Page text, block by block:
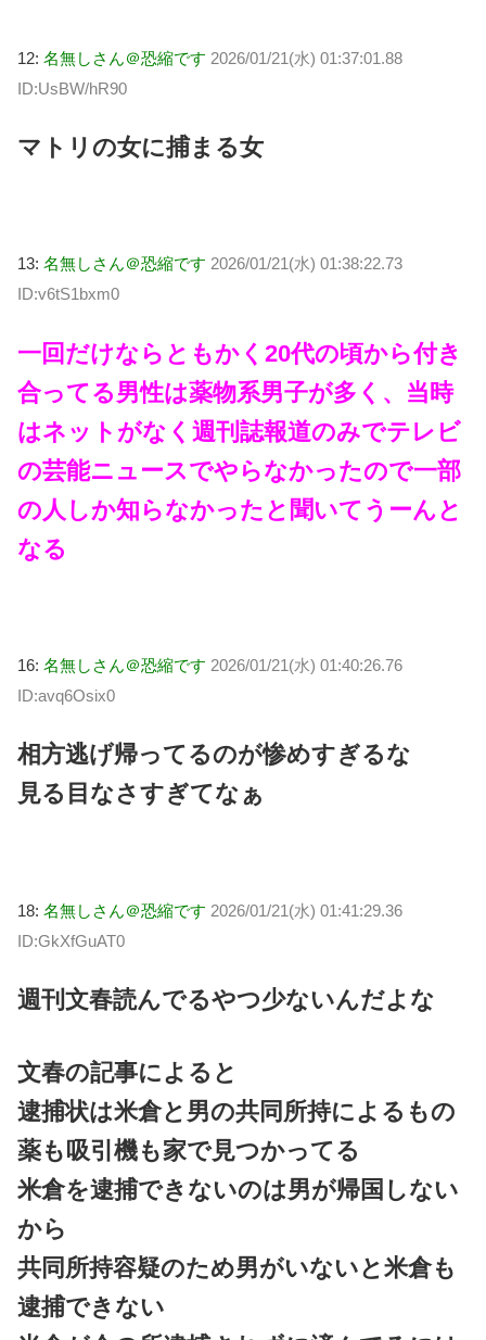
12: 名無しさん＠恐縮です 2026/01/21(水) 01:37:01.88
ID:UsBW/hR90
マトリの女に捕まる女
13: 名無しさん＠恐縮です 2026/01/21(水) 01:38:22.73
ID:v6tS1bxm0
一回だけならともかく20代の頃から付き
合ってる男性は薬物系男子が多く、当時
はネットがなく週刊誌報道のみでテレビ
の芸能ニュースでやらなかったので一部
の人しか知らなかったと聞いてうーんと
なる
16: 名無しさん＠恐縮です 2026/01/21(水) 01:40:26.76
ID:avq6Osix0
相方逃げ帰ってるのが惨めすぎるな
見る目なさすぎてなぁ
18: 名無しさん＠恐縮です 2026/01/21(水) 01:41:29.36
ID:GkXfGuAT0
週刊文春読んでるやつ少ないんだよな
文春の記事によると
逮捕状は米倉と男の共同所持によるもの
薬も吸引機も家で見つかってる
米倉を逮捕できないのは男が帰国しない
から
共同所持容疑のため男がいないと米倉も
逮捕できない